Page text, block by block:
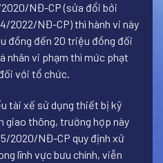
2020/NĐ-CP (sửa đổi bởi
2022/NĐ-CP) thì hành vi này
đồng đến 20 triệu đồng đối
nhân vi phạm thì mức phạt
với tổ chức.
tài xế sử dụng thiết bị kỹ
giao thông, trường hợp này
2020/NĐ-CP quy định xử
lĩnh vực bưu chính, viễn